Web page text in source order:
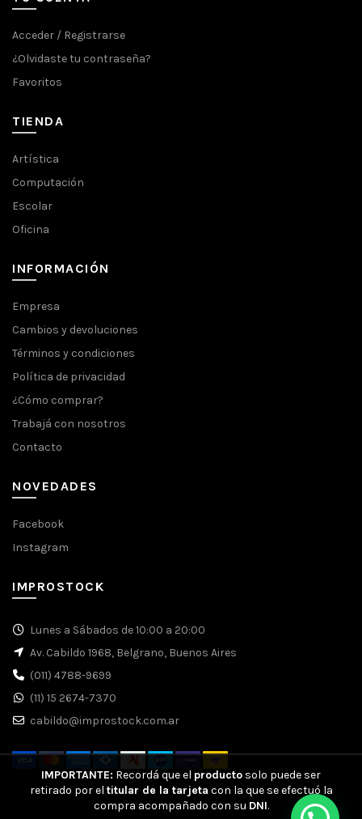
Acceder / Registrarse
¿Olvidaste tu contraseña?
Favoritos
TIENDA
Artística
Computación
Escolar
Oficina
INFORMACIÓN
Empresa
Cambios y devoluciones
Términos y condiciones
Política de privacidad
¿Cómo comprar?
Trabajá con nosotros
Contacto
NOVEDADES
Facebook
Instagram
IMPROSTOCK
Lunes a Sábados de 10:00 a 20:00
Av. Cabildo 1968, Belgrano, Buenos Aires
(011) 4788-9699
(11) 15 2674-7370
cabildo@improstock.com.ar
IMPORTANTE: Recordá que el producto solo puede ser
retirado por el titular de la tarjeta con la que se efectuó la
compra acompañado con su DNI.